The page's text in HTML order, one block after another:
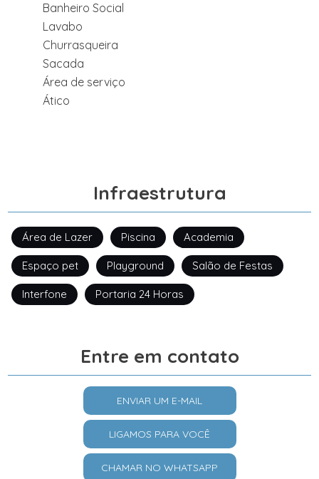
Banheiro Social
Lavabo
Churrasqueira
Sacada
Área de serviço
Ático
Infraestrutura
Área de Lazer Piscina Academia
Espaço pet Playground Salão de Festas
Interfone Portaria 24 Horas
Entre em contato
ENVIAR UM E-MAIL
LIGAMOS PARA VOCÊ
CHAMAR NO WHATSAPP